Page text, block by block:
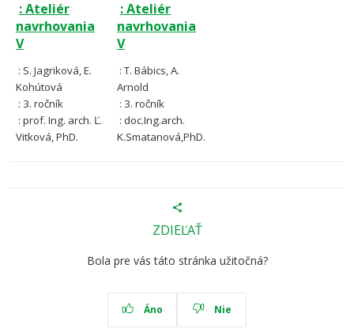
: Ateliér
navrhovania
V
: S. Jagriková, E.
Kohútová
: 3. ročník
: prof. Ing. arch. Ľ.
Vitková, PhD.
: Ateliér
navrhovania
V
: T. Bábics, A.
Arnold
: 3. ročník
: doc.Ing.arch.
K.Smatanová,PhD.
ZDIEĽAŤ
Bola pre vás táto stránka užitočná?
Áno Nie